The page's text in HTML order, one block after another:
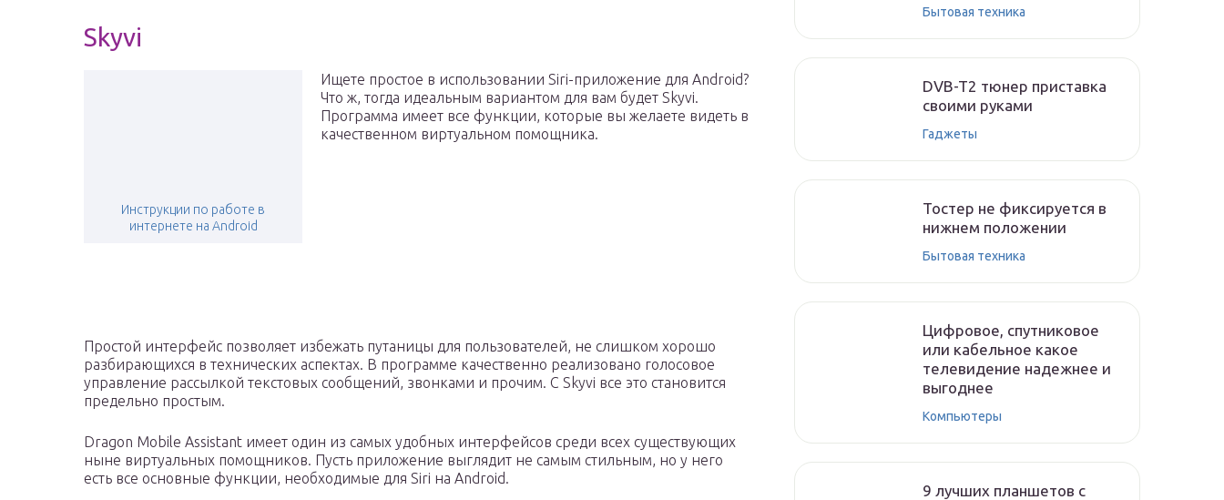
Skyvi
Инструкции по работе в
интернете на Android
Ищете простое в использовании Siri-приложение для Android?
Что ж, тогда идеальным вариантом для вам будет Skyvi.
Программа имеет все функции, которые вы желаете видеть в
качественном виртуальном помощника.
Простой интерфейс позволяет избежать путаницы для пользователей, не слишком хорошо
разбирающихся в технических аспектах. В программе качественно реализовано голосовое
управление рассылкой текстовых сообщений, звонками и прочим. С Skyvi все это становится
предельно простым.
Dragon Mobile Assistant имеет один из самых удобных интерфейсов среди всех существующих
ныне виртуальных помощников. Пусть приложение выглядит не самым стильным, но у него
есть все основные функции, необходимые для Siri на Android.
Бытовая техника
DVB-T2 тюнер приставка
своими руками
Гаджеты
Тостер не фиксируется в
нижнем положении
Бытовая техника
Цифровое, спутниковое
или кабельное какое
телевидение надежнее и
выгоднее
Компьютеры
9 лучших планшетов с